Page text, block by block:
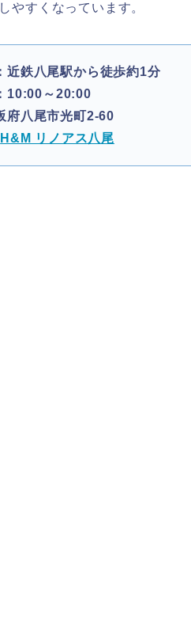
やすくなっています。
近鉄八尾駅から徒歩約1分
10:00～20:00
府八尾市光町2-60
H&M リノアス八尾